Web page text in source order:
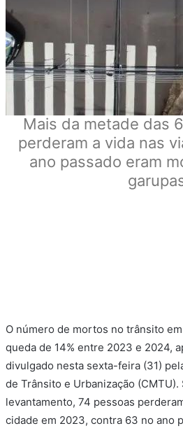
Mais da metade das
perderam a vida nas
ano passado eram
O número de mortos no trânsito
queda de 14% entre 2023 e 2024,
divulgado nesta sexta-feira (31)
de Trânsito e Urbanização (CMTU).
levantamento, 74 pessoas
cidade em 2023, contra 63 no ano